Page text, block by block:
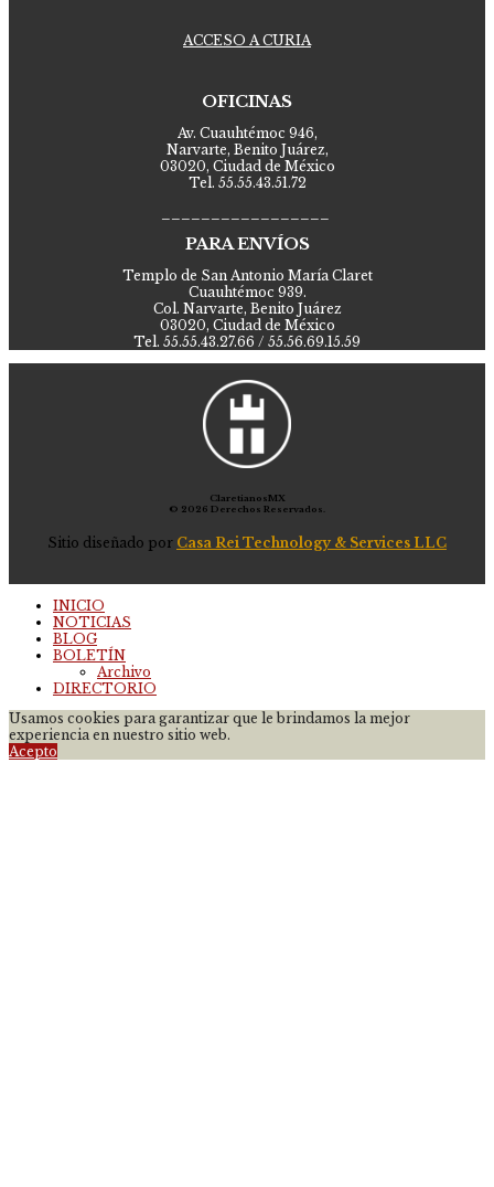
ACCESO A CURIA
OFICINAS
Av. Cuauhtémoc 946,
Narvarte, Benito Juárez,
03020, Ciudad de México
Tel. 55.55.43.51.72
PARA ENVÍOS
Templo de San Antonio María Claret
Cuauhtémoc 939.
Col. Narvarte, Benito Juárez
03020, Ciudad de México
Tel. 55.55.43.27.66 / 55.56.69.15.59
ClaretianosMX
© 2026 Derechos Reservados.
Sitio diseñado por Casa Rei Technology & Services LLC
INICIO
NOTICIAS
BLOG
BOLETÍN
Archivo
DIRECTORIO
Usamos cookies para garantizar que le brindamos la mejor
experiencia en nuestro sitio web.
Acepto